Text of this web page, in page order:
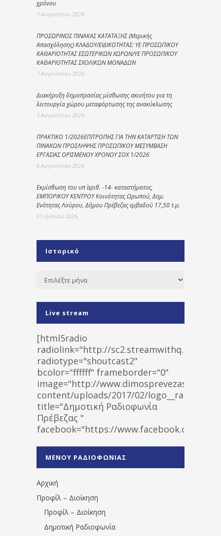
χρόνου
7 Αυγούστου 2026
ΠΡΟΣΩΡΙΝΟΣ ΠΙΝΑΚΑΣ ΚΑΤΑΤΑΞΗΣ (Μερικής
Απασχόλησης) ΚΛΑΔΟΥ/ΕΙΔΙΚΟΤΗΤΑΣ: ΥΕ ΠΡΟΣΩΠΙΚΟΥ
ΚΑΘΑΡΙΟΤΗΤΑΣ ΕΣΩΤΕΡΙΚΩΝ ΧΩΡΩΝ/ΥΕ ΠΡΟΣΩΠΙΚΟΥ
ΚΑΘΑΡΙΟΤΗΤΑΣ ΣΧΟΛΙΚΩΝ ΜΟΝΑΔΩΝ
7 Αυγούστου 2026
Διακήρυξη δημοπρασίας μίσθωσης ακινήτου για τη
λειτουργία χώρου μεταφόρτωσης της ανακύκλωσης
7 Αυγούστου 2026
ΠΡΑΚΤΙΚΟ 1/2026ΕΠΙΤΡΟΠΗΣ ΓΙΑ ΤΗΝ ΚΑΤΑΡΤΙΣΗ ΤΩΝ
ΠΙΝΑΚΩΝ ΠΡΟΣΛΗΨΗΣ ΠΡΟΣΩΠΙΚΟΥ ΜΕΣΥΜΒΑΣΗ
ΕΡΓΑΣΙΑΣ ΟΡΙΣΜΕΝΟΥ ΧΡΟΝΟΥ ΣΟΧ 1/2026
6 Αυγούστου 2026
Εκμίσθωση του υπ΄ αριθ. -14- καταστήματος,
ΕΜΠΟΡΙΚΟΥ ΚΕΝΤΡΟΥ Κοινότητας Ωρωπού, Δημ.
Ενότητας Λούρου, Δήμου Πρέβεζας εμβαδού 17,50 τ.μ.
31 Ιουλίου 2026
Ιστορικό
Ιστορικό
Live stream
[html5radio
radiolink="http://
radiotype="shoutcast2"
bcolor="ffffff" frameborder="0"
image="http://www.dimosprevezas.gr/wp-
content/uploads/2017/02/
title="Δημοτική Ραδιοφωνία
Πρέβεζας "
facebook="https://www.facebook.com/
1531194763766854/" artist="" ]
ΜΕΝΟΥ ΡΑΔΙΟΦΩΝΙΑΣ
Αρχική
Προφίλ – Διοίκηση
Προφίλ – Διοίκηση
Δημοτική Ραδιοφωνία